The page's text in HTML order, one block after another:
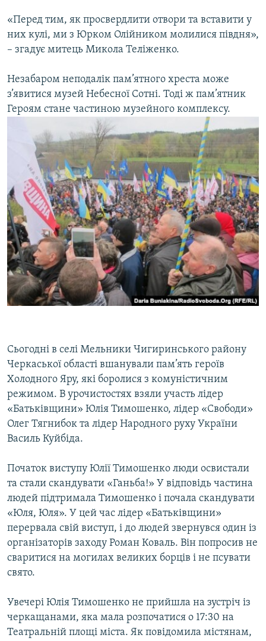
«Перед тим, як просвердлити отвори та вставити у
них кулі, ми з Юрком Олійником молилися півдня»,
– згадує митець Микола Теліженко.
Незабаром неподалік пам’ятного хреста може
з’явитися музей Небесної Сотні. Тоді ж пам’ятник
Героям стане частиною музейного комплексу.
Сьогодні в селі Мельники Чигиринського району
Черкаської області вшанували пам’ять героїв
Холодного Яру, які боролися з комуністичним
режимом. В урочистостях взяли участь лідер
«Батьківщини» Юлія Тимошенко, лідер «Свободи»
Олег Тягнибок та лідер Народного руху України
Василь Куйбіда.
Початок виступу Юлії Тимошенко люди освистали
та стали скандувати «Ганьба!» У відповідь частина
людей підтримала Тимошенко і почала скандувати
«Юля, Юля». У цей час лідер «Батьківщини»
перервала свій виступ, і до людей звернувся один із
організаторів заходу Роман Коваль. Він попросив не
сваритися на могилах великих борців і не псувати
свято.
Увечері Юлія Тимошенко не прийшла на зустріч із
черкащанами, яка мала розпочатися о 17:30 на
Театральній площі міста. Як повідомила містянам,